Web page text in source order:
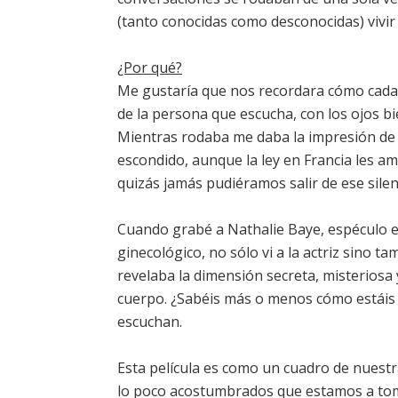
(tanto conocidas como desconocidas)
¿Por qué?
Me gustaría que nos recordara cómo
de la persona que escucha, con los ojos
Mientras rodaba me daba la impresión
escondido, aunque la ley en Francia les
quizás jamás pudiéramos salir de ese
Cuando grabé a Nathalie Baye, espéculo
ginecológico, no sólo vi a la actriz sino
revelaba la dimensión secreta,
cuerpo. ¿Sabéis más o menos cómo
escuchan.
Esta película es como un cuadro de
lo poco acostumbrados que estamos a